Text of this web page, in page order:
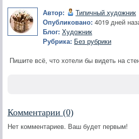
Автор:
Типичный художник
Опубликовано: 4019 дней
Блог: Художник
Рубрика: Без рубрики
Пишите всё, что хотели бы видеть на
Комментарии (0)
Нет комментариев. Ваш будет первым!